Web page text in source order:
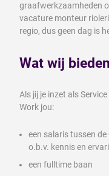
graafwerkzaamheden
vacature monteur
regio, dus geen dag is
Wat wij bieden
Als jij je inzet als
Work jou:
een salaris tussen
o.b.v. kennis en
een fulltime baan